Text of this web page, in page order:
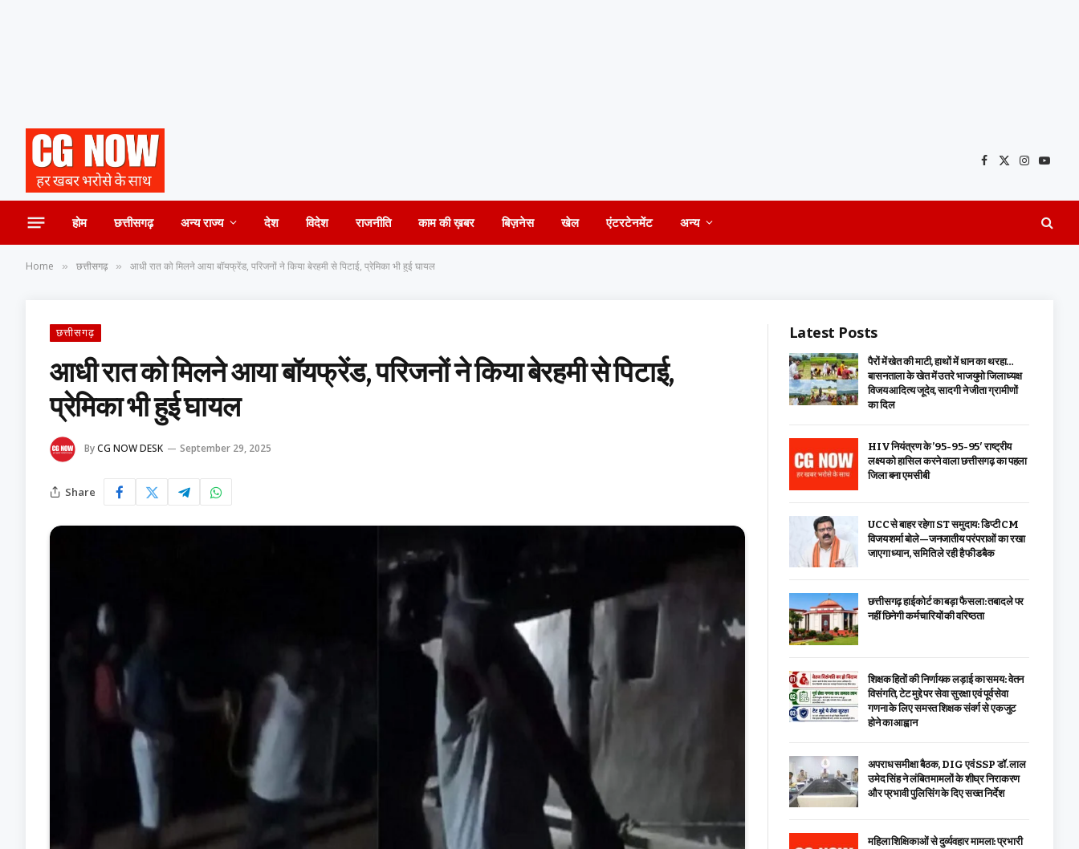
Facebook
X
Instagram
होम छत्तीसगढ़ अन्य राज्य देश विदेश राजनीति काम की ख़बर बिज़नेस खेल एंटरटेनमेंट अन्य
Home » छत्तीसगढ़ » आधी रात को मिलने आया बॉयफ्रेंड, परिजनों ने किया बेरहमी से पिटाई, प्रेमिका भी हुई घायल
छत्तीसगढ़
आधी रात को मिलने आया बॉयफ्रेंड, परिजनों ने किया बेरहमी से पिटाई,
प्रेमिका भी हुई घायल
ByCG NOW DESK September 29, 2025
Share
Latest Posts
पैरों में खेत की माटी, हाथों में धान का थरहा…
बासनताला के खेत में उतरे भाजयुमो जिलाध्यक्ष
विजय आदित्य जूदेव, सादगी ने जीता ग्रामीणों
का दिल
HIV नियंत्रण के ’95-95-95′ राष्ट्रीय
लक्ष्य को हासिल करने वाला छत्तीसगढ़ का पहला
जिला बना एमसीबी
UCC से बाहर रहेगा ST समुदाय: डिप्टी CM
विजय शर्मा बोले—जनजातीय परंपराओं का रखा
जाएगा ध्यान, समिति ले रही है फीडबैक
छत्तीसगढ़ हाईकोर्ट का बड़ा फैसला: तबादले पर
नहीं छिनेगी कर्मचारियों की वरिष्ठता
शिक्षक हितों की निर्णायक लड़ाई का समय: वेतन
विसंगति, टेट मुद्दे पर सेवा सुरक्षा एवं पूर्व सेवा
गणना के लिए समस्त शिक्षक संवर्ग से एकजुट
होने का आह्वान
अपराध समीक्षा बैठक, DIG एवं SSP डॉ. लाल
उमेद सिंह ने लंबित मामलों के शीघ्र निराकरण
और प्रभावी पुलिसिंग के दिए सख्त निर्देश
महिला शिक्षिकाओं से दुर्व्यवहार मामला: प्रभारी